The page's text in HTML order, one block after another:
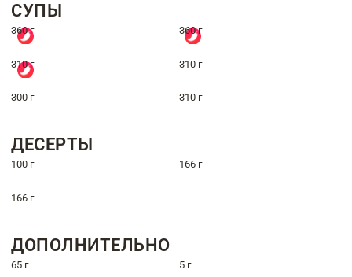
СУПЫ
360 г 360 г
310 г 310 г
300 г 310 г
ДЕСЕРТЫ
100 г 166 г
166 г
ДОПОЛНИТЕЛЬНО
65 г 5 г